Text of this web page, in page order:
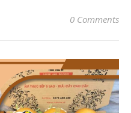
0 Comments